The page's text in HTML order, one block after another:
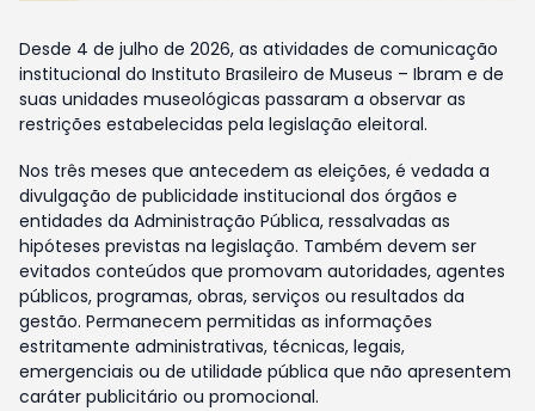
Desde 4 de julho de 2026, as atividades de comunicação
institucional do Instituto Brasileiro de Museus – Ibram e de
suas unidades museológicas passaram a observar as
restrições estabelecidas pela legislação eleitoral.
Nos três meses que antecedem as eleições, é vedada a
divulgação de publicidade institucional dos órgãos e
entidades da Administração Pública, ressalvadas as
hipóteses previstas na legislação. Também devem ser
evitados conteúdos que promovam autoridades, agentes
públicos, programas, obras, serviços ou resultados da
gestão. Permanecem permitidas as informações
estritamente administrativas, técnicas, legais,
emergenciais ou de utilidade pública que não apresentem
caráter publicitário ou promocional.